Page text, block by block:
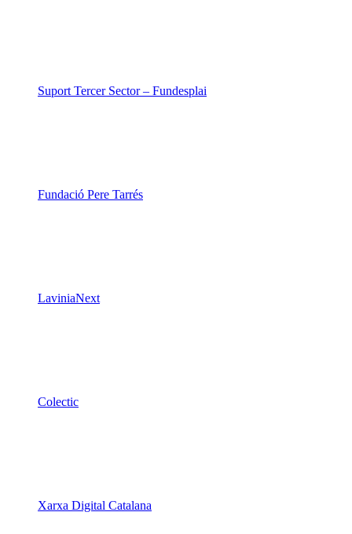
Suport Tercer Sector – Fundesplai
Fundació Pere Tarrés
LaviniaNext
Colectic
Xarxa Digital Catalana